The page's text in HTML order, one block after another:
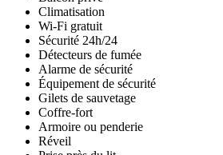
Climatisation
Wi-Fi gratuit
Sécurité 24h/24
Détecteurs de fumée
Alarme de sécurité
Équipement de sécurité
Gilets de sauvetage
Coffre-fort
Armoire ou penderie
Réveil